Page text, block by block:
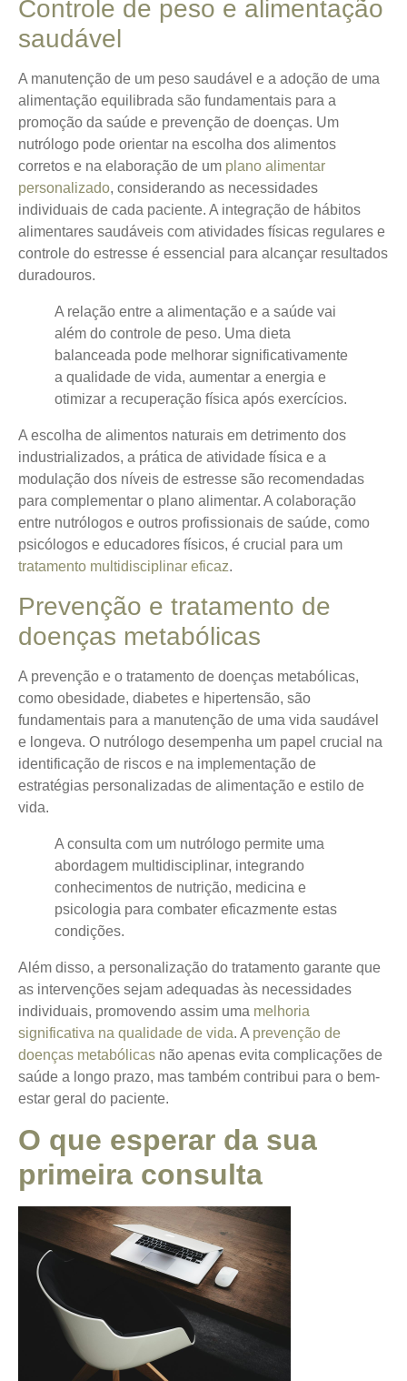
Controle de peso e alimentação
saudável
A manutenção de um peso saudável e a adoção de uma
alimentação equilibrada são fundamentais para a
promoção da saúde e prevenção de doenças. Um
nutrólogo pode orientar na escolha dos alimentos
corretos e na elaboração de um plano alimentar
personalizado, considerando as necessidades
individuais de cada paciente. A integração de hábitos
alimentares saudáveis com atividades físicas regulares e
controle do estresse é essencial para alcançar resultados
duradouros.
A relação entre a alimentação e a saúde vai
além do controle de peso. Uma dieta
balanceada pode melhorar significativamente
a qualidade de vida, aumentar a energia e
otimizar a recuperação física após exercícios.
A escolha de alimentos naturais em detrimento dos
industrializados, a prática de atividade física e a
modulação dos níveis de estresse são recomendadas
para complementar o plano alimentar. A colaboração
entre nutrólogos e outros profissionais de saúde, como
psicólogos e educadores físicos, é crucial para um
tratamento multidisciplinar eficaz.
Prevenção e tratamento de
doenças metabólicas
A prevenção e o tratamento de doenças metabólicas,
como obesidade, diabetes e hipertensão, são
fundamentais para a manutenção de uma vida saudável
e longeva. O nutrólogo desempenha um papel crucial na
identificação de riscos e na implementação de
estratégias personalizadas de alimentação e estilo de
vida.
A consulta com um nutrólogo permite uma
abordagem multidisciplinar, integrando
conhecimentos de nutrição, medicina e
psicologia para combater eficazmente estas
condições.
Além disso, a personalização do tratamento garante que
as intervenções sejam adequadas às necessidades
individuais, promovendo assim uma melhoria
significativa na qualidade de vida. A prevenção de
doenças metabólicas não apenas evita complicações de
saúde a longo prazo, mas também contribui para o bem-
estar geral do paciente.
O que esperar da sua
primeira consulta